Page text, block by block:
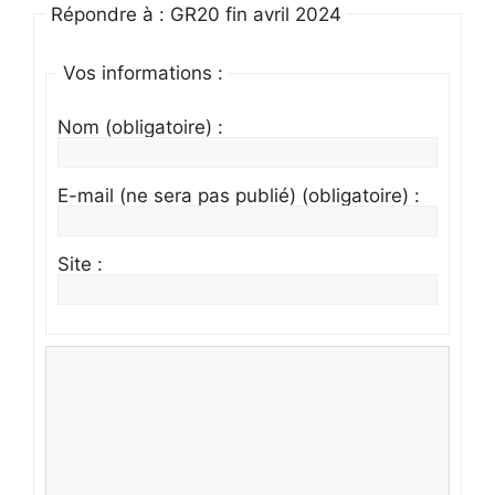
Répondre à : GR20 fin avril 2024
Vos informations :
Nom (obligatoire) :
E-mail (ne sera pas publié) (obligatoire) :
Site :